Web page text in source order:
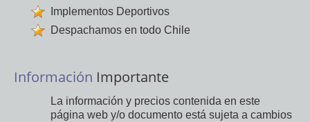
Implementos Deportivos
Despachamos en todo Chile
Información Importante
La información y precios contenida en este
página web y/o documento está sujeta a cambios